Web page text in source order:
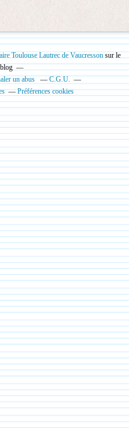
Toulouse Lautrec de Vaucressonsur le
un abus
C.G.U.
Préférences cookies